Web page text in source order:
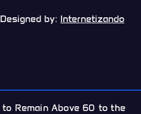
by: Internetizando
Remain Above 60 to the